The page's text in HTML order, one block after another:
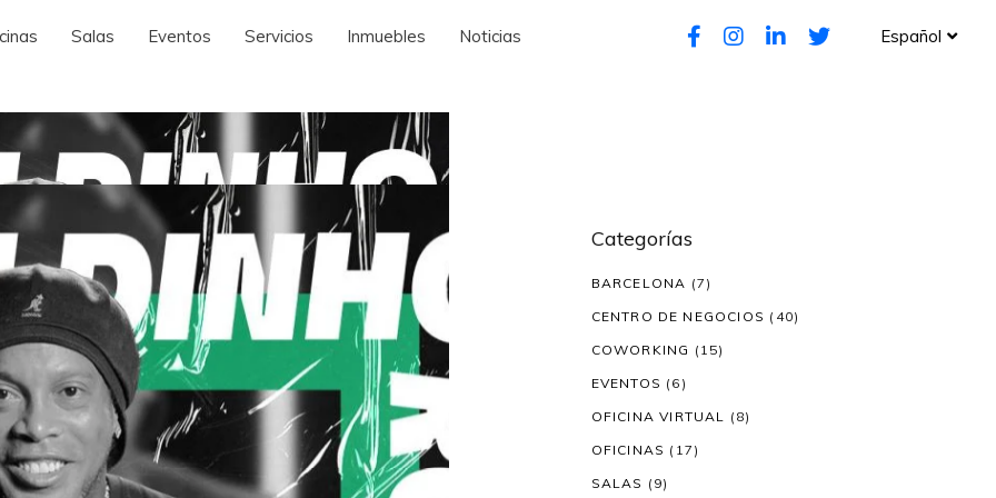
Salas Eventos Servicios Inmuebles Noticias Español
Categorías
BARCELONA (7)
CENTRO DE NEGOCIOS (40)
COWORKING (15)
EVENTOS (6)
OFICINA VIRTUAL (8)
OFICINAS (17)
SALAS (9)